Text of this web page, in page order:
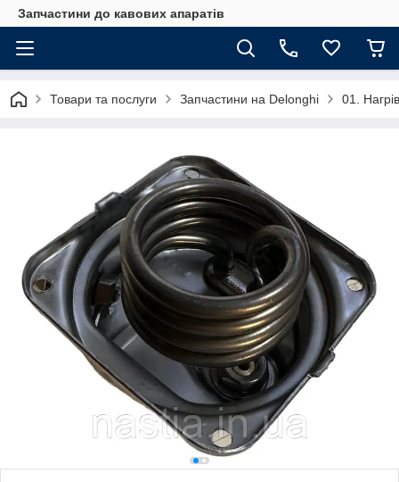
Запчастини до кавових апаратів
Товари та послуги Запчастини на Delonghi 01.